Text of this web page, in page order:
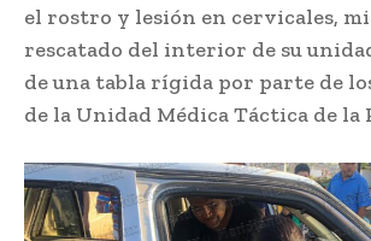
el rostro y lesión en cervicales,
rescatado del interior de su
de una tabla rígida por parte de
de la Unidad Médica Táctica de la